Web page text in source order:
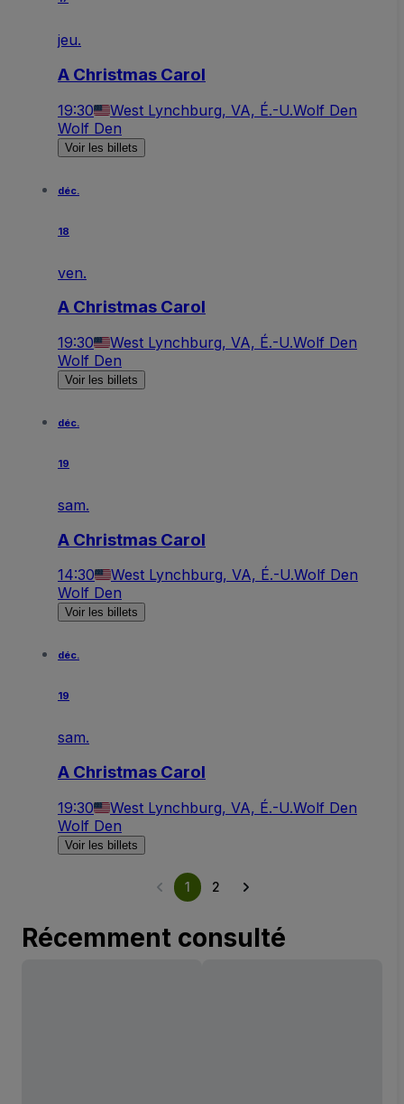
jeu.
A Christmas Carol
19:30 West Lynchburg, VA, É.-U.Wolf Den
Wolf Den
Voir les billets
déc.
18
ven.
A Christmas Carol
19:30 West Lynchburg, VA, É.-U.Wolf Den
Wolf Den
Voir les billets
déc.
19
sam.
A Christmas Carol
14:30 West Lynchburg, VA, É.-U.Wolf Den
Wolf Den
Voir les billets
déc.
19
sam.
A Christmas Carol
19:30 West Lynchburg, VA, É.-U.Wolf Den
Wolf Den
Voir les billets
1 2
Récemment consulté